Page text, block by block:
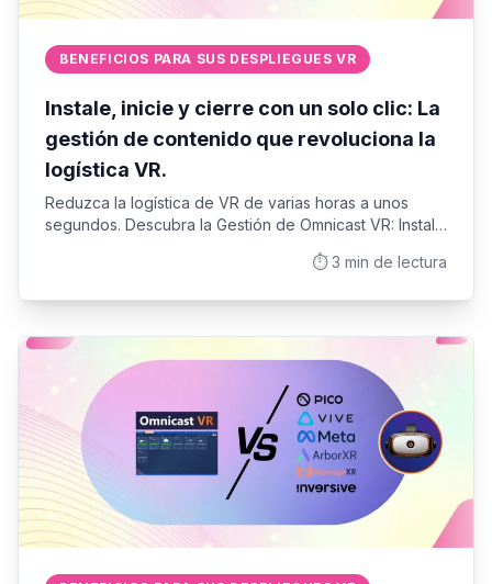
BENEFICIOS PARA SUS DESPLIEGUES VR
Instale, inicie y cierre con un solo clic: La
gestión de contenido que revoluciona la
logística VR.
Reduzca la logística de VR de varias horas a unos
segundos. Descubra la Gestión de Omnicast VR: Instale
de forma remota, con o sin conexión a Internet.
⏱️3 min de lectura